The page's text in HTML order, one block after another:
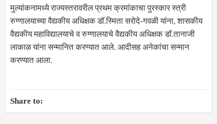
मुल्यांकनामध्ये राज्यस्तरावरील प्रथम क्रमांकाचा पुरस्कार स्त्री
रुग्णालयाच्या वैद्यकीय अधिक्षक डॉ.स्मिता सरोदे-गवळी यांना, शासकीय
वैद्यकीय महाविद्यालयाचे व रुग्णालयाचे वैद्यकीय अधिक्षक डॉ.तानाजी
लाकाळ यांना सन्मानित करण्यात आले. आदीसह अनेकांचा सन्मान
करण्यात आला.
Share to: